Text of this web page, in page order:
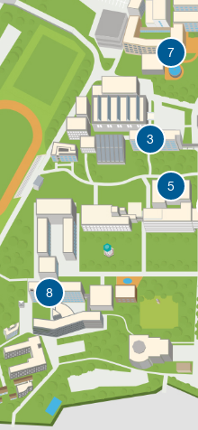
3
5
7
8